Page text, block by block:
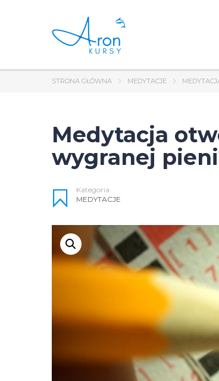
STRONA GŁÓWNA MEDYTACJE
Medytacja
wygranej
Kategoria:
MEDYTACJE